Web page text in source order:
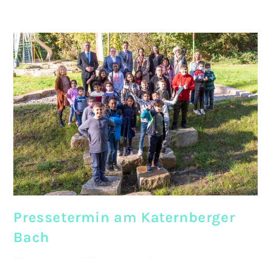
Pressetermin am Katernberger
Bach